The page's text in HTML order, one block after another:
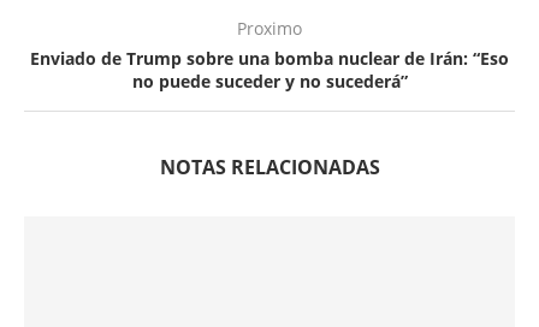
Proximo
Enviado de Trump sobre una bomba nuclear de Irán: “Eso
no puede suceder y no sucederá”
NOTAS RELACIONADAS